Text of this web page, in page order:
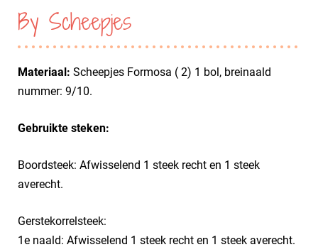
By Scheepjes
Materiaal: Scheepjes Formosa ( 2) 1 bol, breinaald
nummer: 9/10.
Gebruikte steken:
Boordsteek: Afwisselend 1 steek recht en 1 steek
averecht.
Gerstekorrelsteek:
1e naald: Afwisselend 1 steek recht en 1 steek averecht.